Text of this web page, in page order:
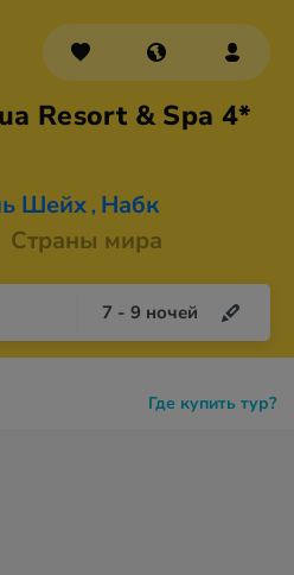
Resort &Spa 4*
Шейх , Набк
Страны мира
7 - 9 ночей
Где купить тур?